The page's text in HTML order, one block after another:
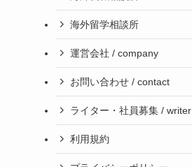
海外留学相談所
運営会社 / company
お問い合わせ / contact
ライター・社員募集 / writer
利用規約